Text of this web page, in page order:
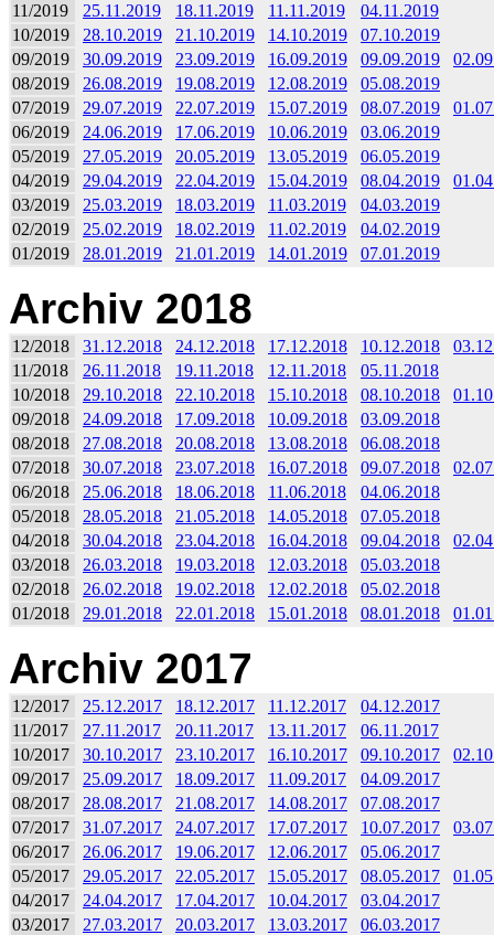
11/2019
25.11.2019 18.11.2019 11.11.2019
04.11.2019
10/2019
28.10.2019 21.10.2019 14.10.2019
07.10.2019
09/2019
30.09.2019 23.09.2019 16.09.2019 09.09.2019
08/2019
26.08.2019 19.08.2019 12.08.2019
05.08.2019
07/2019
29.07.2019 22.07.2019 15.07.2019 08.07.2019
06/2019
24.06.2019 17.06.2019 10.06.2019
03.06.2019
05/2019
27.05.2019 20.05.2019 13.05.2019
06.05.2019
04/2019
29.04.2019 22.04.2019 15.04.2019 08.04.2019
03/2019
25.03.2019 18.03.2019 11.03.2019
04.03.2019
02/2019
25.02.2019 18.02.2019 11.02.2019
04.02.2019
01/2019
28.01.2019 21.01.2019 14.01.2019 07.01.2019
Archiv 2018
12/2018 31.12.2018 24.12.2018 17.12.2018 10.12.2018
11/2018
26.11.2018 19.11.2018 12.11.2018
05.11.2018
10/2018
29.10.2018 22.10.2018 15.10.2018 08.10.2018
09/2018
24.09.2018 17.09.2018 10.09.2018
03.09.2018
08/2018
27.08.2018 20.08.2018 13.08.2018
06.08.2018
07/2018
30.07.2018 23.07.2018 16.07.2018 09.07.2018
06/2018
25.06.2018 18.06.2018 11.06.2018
04.06.2018
05/2018
28.05.2018 21.05.2018 14.05.2018
07.05.2018
04/2018
30.04.2018 23.04.2018 16.04.2018 09.04.2018
03/2018
26.03.2018 19.03.2018 12.03.2018
05.03.2018
02/2018
26.02.2018 19.02.2018 12.02.2018
05.02.2018
01/2018
29.01.2018 22.01.2018 15.01.2018 08.01.2018
Archiv 2017
12/2017 25.12.2017 18.12.2017 11.12.2017
04.12.2017
11/2017
27.11.2017 20.11.2017 13.11.2017
06.11.2017
10/2017
30.10.2017 23.10.2017 16.10.2017 09.10.2017
09/2017
25.09.2017 18.09.2017 11.09.2017
04.09.2017
08/2017
28.08.2017 21.08.2017 14.08.2017
07.08.2017
07/2017
31.07.2017 24.07.2017 17.07.2017 10.07.2017
06/2017
26.06.2017 19.06.2017 12.06.2017
05.06.2017
05/2017
29.05.2017 22.05.2017 15.05.2017 08.05.2017
04/2017
24.04.2017 17.04.2017 10.04.2017
03.04.2017
03/2017
27.03.2017 20.03.2017 13.03.2017
06.03.2017